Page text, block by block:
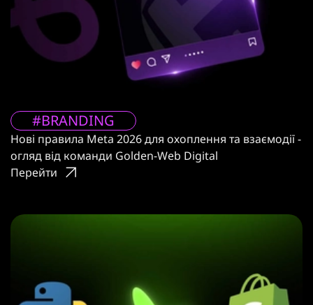
#BRANDING
Нові правила Meta 2026 для охоплення та взаємодії -
огляд від команди Golden-Web Digital
Перейти